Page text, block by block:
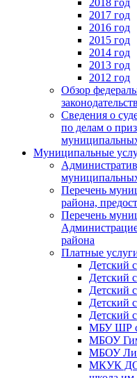
2017 год
2016 год
2015 год
2014 год
2013 год
2012 год
Обзор
Сведения о
по делам о
Муниципальные
Перечень
района,
Перечень
района
Платные
Детский
Детский
Детский
Детский
Детский
МБУ ШР
МБОУ
МБОУ
МКУК ДО